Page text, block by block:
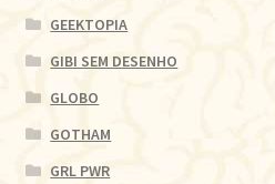
GEEKTOPIA
GIBI SEM DESENHO
GLOBO
GOTHAM
GRL PWR